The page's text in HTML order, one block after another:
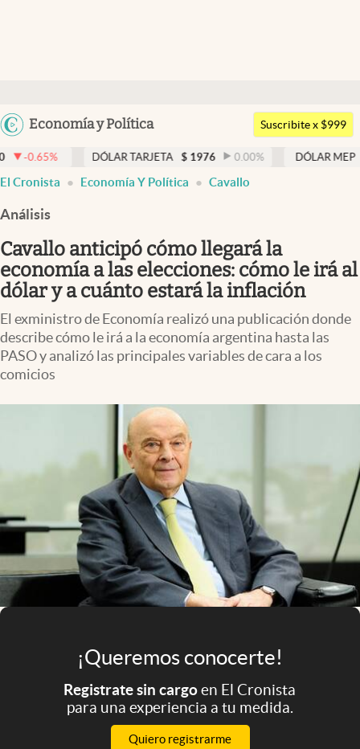
Argentina
Economía y Política
Members
Economía y Política
Finanzas y Mercados
Mercados Online
Negocios
Columnistas
Apertura
Infotechnology
Eventos Corporativos
El Cronista Studio
Mediakit
abre en nueva pestaña
Argentina
Suscribite x $999
DÓLAR TARJETA $ 1976 0.00% DÓLAR MEP 1521,52
El Cronista Economía Y Política Cavallo
Análisis
Cavallo anticipó cómo llegará la
economía a las elecciones: cómo le irá al
dólar y a cuánto estará la inflación
El exministro de Economía realizó una publicación donde
describe cómo le irá a la economía argentina hasta las
PASO y analizó las principales variables de cara a los
comicios
¡Queremos conocerte!
Registrate sin cargoen El Cronista
para una experiencia a tu medida.
Quiero registrarme